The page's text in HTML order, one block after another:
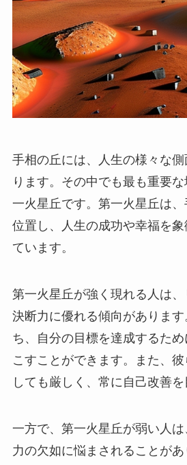
手相の丘には、人生の様々な
ります。その中でも最も重要
一火星丘です。第一火星丘は
位置し、人生の成功や幸福を
ています。
第一火星丘が強く現れる人は
決断力に優れる傾向がありま
ち、自分の目標を達成するた
こすことができます。また、
しても厳しく、常に自己改善を
一方で、第一火星丘が弱い人
力の欠如に悩まされることが